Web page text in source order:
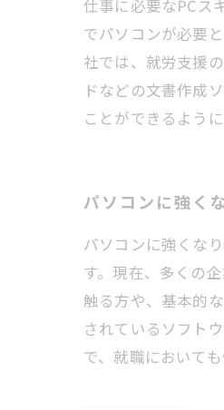
仕事に必要なPCス
でパソコンが必要
社では、就労支援
ドなどの文書作成
ことができるよう
パソコンに強く
パソコンに強くな
す。現在、多くの
触る方や、基本的
されているソフト
で、就職において